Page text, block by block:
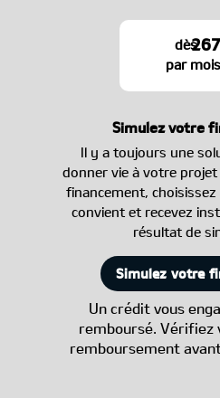
dès
par mois
Simulez votre
Il y a toujours une
donner vie à votre
financement,
convient et recevez
résultat de
Simulez votre
Un crédit vous
remboursé. Vérifiez
remboursement